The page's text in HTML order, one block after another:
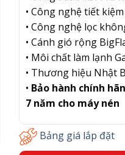
• Công nghệ tiết
• Công nghệ lọc
• Cánh gió rộng
• Môi chất làm lạnh
• Thương hiệu Nhật
• Bảo hành chính
7 năm cho máy nén
Bảng giá lắp đặt